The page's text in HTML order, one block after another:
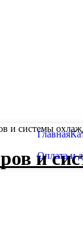
Главная
Оплата и
и системы
и